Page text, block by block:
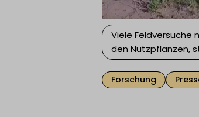
Viele Feldversuche
den Nutzpflanzen,
Forschung